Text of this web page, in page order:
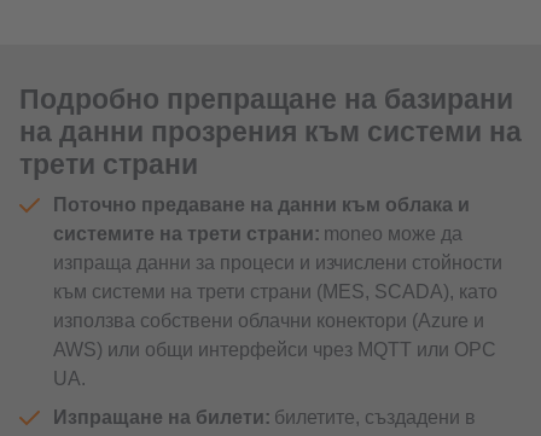
Подробно препращане на базирани
на данни прозрения към системи на
трети страни
Поточно предаване на данни към облака и
системите на трети страни: moneo може да
изпраща данни за процеси и изчислени стойности
към системи на трети страни (MES, SCADA), като
използва собствени облачни конектори (Azure и
AWS) или общи интерфейси чрез MQTT или OPC
UA.
Изпращане на билети: билетите, създадени в